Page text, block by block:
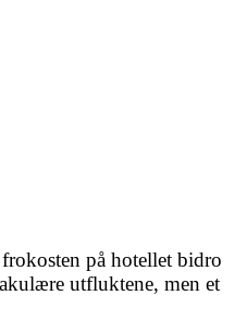
på hotellet bidro
utfluktene, men et